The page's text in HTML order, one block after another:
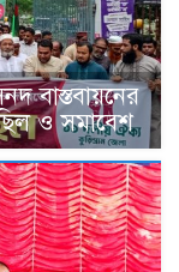
বাস্তবায়নের
ও সমাবেশ